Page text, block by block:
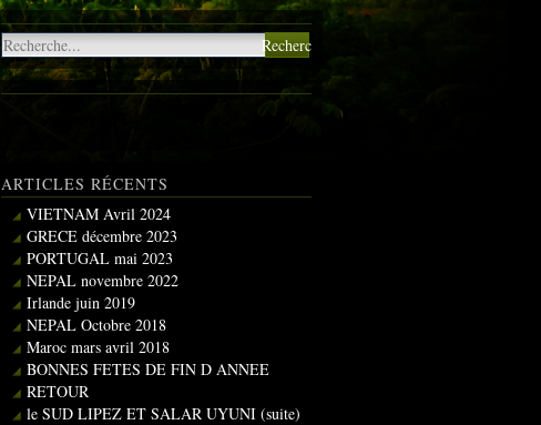
ARTICLES RÉCENTS
VIETNAM Avril 2024
GRECE décembre 2023
PORTUGAL mai 2023
NEPAL novembre 2022
Irlande juin 2019
NEPAL Octobre 2018
Maroc mars avril 2018
BONNES FETES DE FIN D ANNEE
RETOUR
le SUD LIPEZ ET SALAR UYUNI (suite)